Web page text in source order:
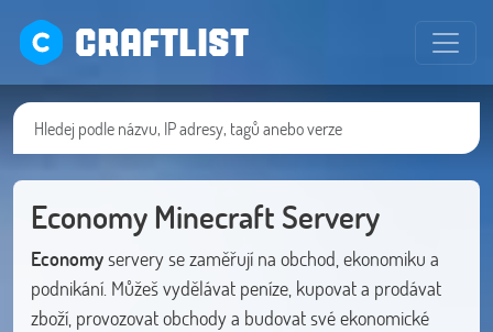
CRAFTLIST
Economy Minecraft Servery
Economyservery se zaměřují na obchod, ekonomiku a
podnikání. Můžeš vydělávat peníze, kupovat a prodávat
zboží, provozovat obchody a budovat své ekonomické